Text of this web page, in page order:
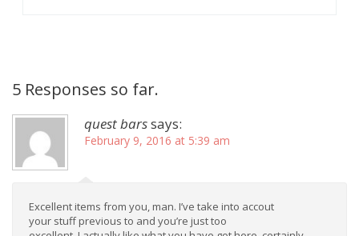
5 Responses so far.
quest barssays:
February 9, 2016 at 5:39 am
Excellent items from you, man. I’ve take into accout
your stuff previous to and you’re just too